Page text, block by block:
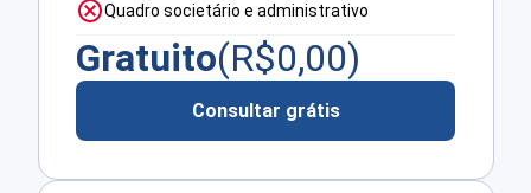
Quadro societário e administrativo
Gratuito(R$0,00)
Consultar grátis